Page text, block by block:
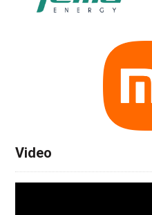
Video